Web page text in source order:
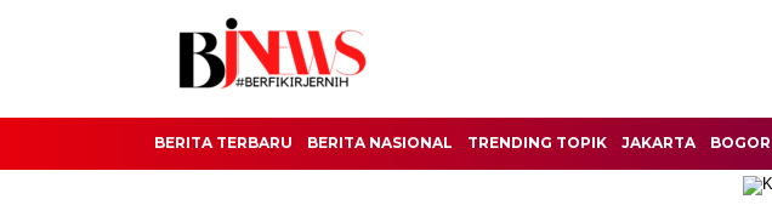
BERITA TERBARU BERITA NASIONAL TRENDING TOPIK JAKARTA BOGOR